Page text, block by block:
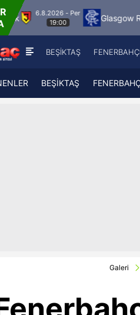
- Per
Glasgow Rangers
BEŞİKTAŞ
BEŞİKTAŞ
Galeri